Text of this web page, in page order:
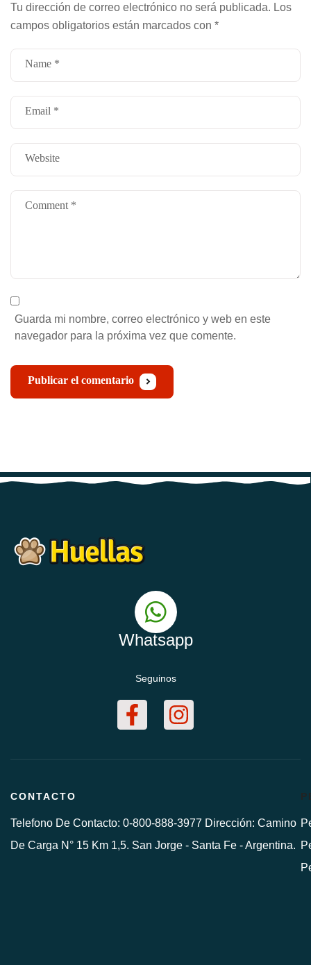
Tu dirección de correo electrónico no será publicada. Los
campos obligatorios están marcados con *
Guarda mi nombre, correo electrónico y web en este
navegador para la próxima vez que comente.
Publicar el comentario
Whatsapp
Seguinos
CONTACTO
Telefono De Contacto: 0-800-888-3977 Dirección: Camino
De Carga N° 15 Km 1,5. San Jorge - Santa Fe - Argentina.